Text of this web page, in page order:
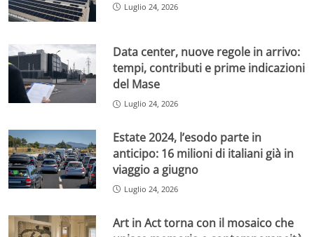
Luglio 24, 2026
Data center, nuove regole in arrivo:
tempi, contributi e prime indicazioni
del Mase
Luglio 24, 2026
Estate 2024, l’esodo parte in
anticipo: 16 milioni di italiani già in
viaggio a giugno
Luglio 24, 2026
Art in Act torna con il mosaico che